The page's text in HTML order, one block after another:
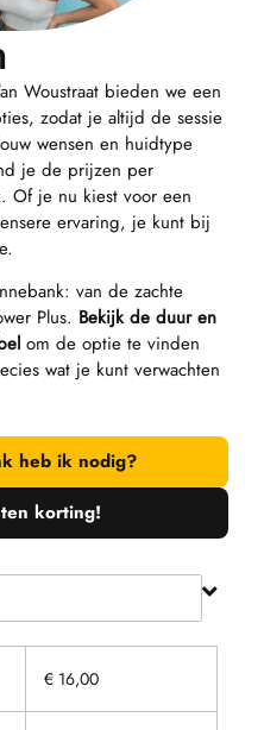
Woustraat bieden we een
zodat je altijd de sessie
wensen en huidtype
je de prijzen per
Of je nu kiest voor een
ervaring, je kunt bij
van de zachte
Plus. Bekijk de duur en
om de optie te vinden
wat je kunt verwachten
heb ik nodig?
korting!
€ 16,00